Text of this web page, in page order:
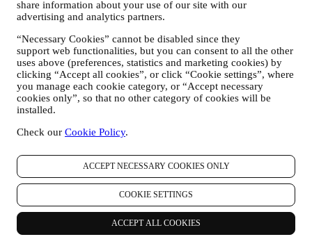
share information about your use of our site with our
advertising and analytics partners.
“Necessary Cookies” cannot be disabled since they
support web functionalities, but you can consent to all the other
uses above (preferences, statistics and marketing cookies) by
clicking “Accept all cookies”, or click “Cookie settings”, where
you manage each cookie category, or “Accept necessary
cookies only”, so that no other category of cookies will be
installed.
Check our Cookie Policy.
ACCEPT NECESSARY COOKIES ONLY
COOKIE SETTINGS
ACCEPT ALL COOKIES
automatizzati. Tali comunicazioni riguarderanno prodotti Le
Creuset o nuove aperture di negozi, eventi esclusivi, concorsi,
sondaggi, dimostrazioni organizzate da Le Creuset che
potrebbero interessarvi o offerte speciali che potreste
apprezzare, incluso sulla base di talune informazioni che sono
in nostro possesso come la vostra ubicazione o la vostra
cronologia degli acquisti. Utilizzeremo i vostri dati per
comprendere meglio i vostri interessi. Ciò ci consente di
personalizzare i nostri messaggi in modo da renderli più
pertinenti e interessanti. Non sono contemplate altre finalità.
Raccogliamo inoltre statistiche rispetto all’apertura della posta
(compresi i pixel di tracciamento nelle e-mail) per aiutarci a
monitorare la nostra newsletter.
Tale trattamento si basa sul vostro consenso. La scelta di
acconsentire all’invio delle nostre comunicazioni può essere
esercitata nei momenti in cui i dati personali vengono raccolti
spuntando la casella di controllo appropriata.